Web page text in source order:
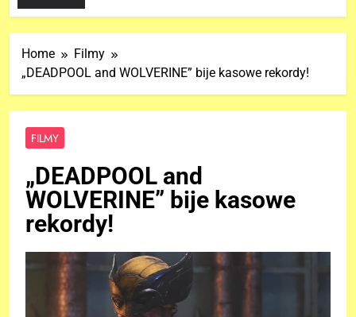
Home
Filmy
„DEADPOOL and WOLVERINE” bije kasowe rekordy!
FILMY
„DEADPOOL and
WOLVERINE” bije kasowe
rekordy!